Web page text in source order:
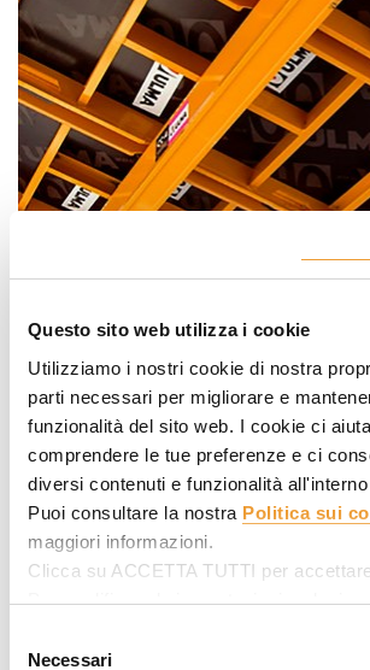
Questo sito web utilizza i cookie
Utilizziamo i nostri cookie di nostra
parti necessari per migliorare e
funzionalità del sito web. I cookie ci
comprendere le tue preferenze e ci
diversi contenuti e funzionalità
Puoi consultare la nostra Politica sui
maggiori informazioni.
Clicca su ACCETTA TUTTI per
Per modificare le impostazioni,
ACCETTA LA SELEZIONE.
delNecessari